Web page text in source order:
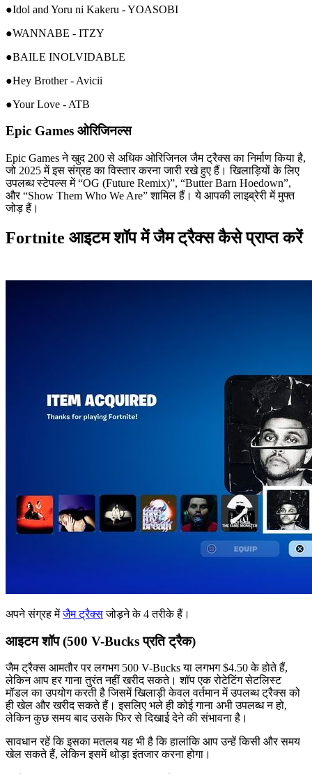
●Idol and Yoru ni Kakeru - YOASOBI
●WANNABE - ITZY
●BAILE INOLVIDABLE
●Hey Brother - Avicii
●Your Love - ATB
Epic Games ओरिजिनल्स
Epic Games ने खुद 200 से अधिक ओरिजिनल जैम ट्रैक्स का निर्माण किया है,
जो 2025 में इस संग्रह का विस्तार करना जारी रखे हुए हैं। खिलाड़ियों के लिए
उपलब्ध स्टेपल्स में “OG (Future Remix)”, “Butter Barn Hoedown”,
और “Show Them Who We Are” शामिल हैं। ये आपकी लाइब्रेरी में मुफ्त
जोड़ हैं।
Fortnite आइटम शॉप में जैम ट्रैक्स कैसे प्राप्त करें
अपने संग्रह मेंजैम ट्रैक्सजोड़ने के 4 तरीके हैं।
आइटम शॉप (500 V-Bucks प्रति ट्रैक)
जैम ट्रैक्स आमतौर पर लगभग 500 V-Bucks या लगभग $4.50 के होते हैं,
लेकिन आप हर गाना तुरंत नहीं खरीद सकते। शॉप एक रोटेटिंग सेटलिस्ट
मॉडल का उपयोग करती है जिसमें खिलाड़ी केवल वर्तमान में उपलब्ध ट्रैक्स को
ही खेल और खरीद सकते हैं। इसलिए भले ही कोई गाना अभी उपलब्ध न हो,
लेकिन कुछ समय बाद उसके फिर से दिखाई देने की संभावना है।
सावधान रहें कि इसका मतलब यह भी है कि हालांकि आप उन्हें किसी और समय
खेल सकते हैं, लेकिन इसमें थोड़ा इंतजार करना होगा।